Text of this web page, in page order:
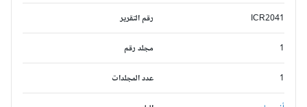
رقم التقرير ICR2041
مجلد رقم
عدد المجلدات